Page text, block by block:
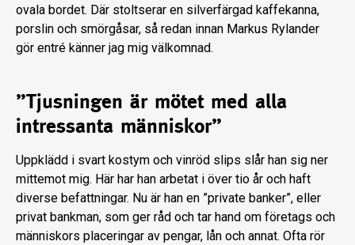
ova­la bordet. Där stoltserar en silverfärgad kaffekanna,
porslin och smörgåsar, så redan innan Markus Rylander
gör entré känner jag mig välkomnad.
”Tjus­ningen är mötet med alla
intressanta människor”
Uppklädd i svart kostym och vinröd slips slår han sig ner
mittemot mig. Här har han arbetat i över tio år och haft
diverse befattningar. Nu är han en ”private banker”, eller
pri­vat bankman, som ger råd och tar hand om företags och
människors placeringar av pengar, lån och annat. Ofta rör